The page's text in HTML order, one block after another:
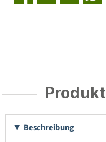
Beschreibung